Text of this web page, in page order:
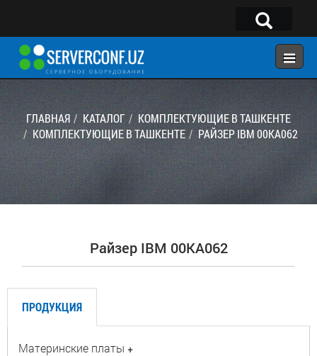
×
ГЛАВНАЯ
КОНФИГУРАТОР
КАТАЛОГ
УСЛУГИ
Telegram:@serverconf_uz
Тел: (90) 932-18-00
ГЛАВНАЯ КАТАЛОГ
КОМПЛЕКТУЮЩИЕ В ТАШКЕНТЕ
КОМПЛЕКТУЮЩИЕ В ТАШКЕНТЕ
РАЙЗЕР IBM 00KA062
Райзер IBM 00KA062
ПРОДУКЦИЯ
Материнские платы +